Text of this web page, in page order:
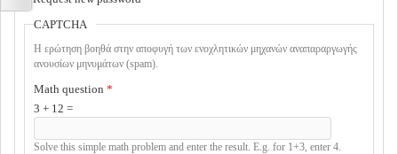
CAPTCHA
Η ερώτηση βοηθά στην αποφυγή των ενοχλητικών μηχανών αναπαραργωγής
ανουσίων μηνυμάτων (spam).
Math question *
3 + 12 =
Solve this simple math problem and enter the result. E.g. for 1+3, enter 4.